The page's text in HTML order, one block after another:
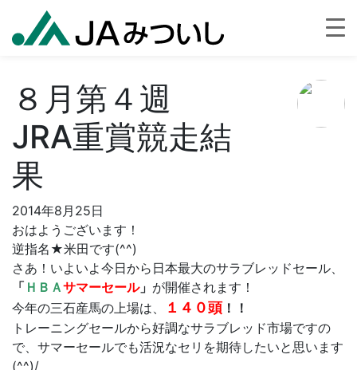
８月第４週
JRA重賞競走結
果
2014年8月25日
おはようございます！
逆指名★米田です(^^)
さあ！いよいよ今日から日本最大のサラブレッドセール、
「 ＨＢＡサマーセール」 が開催されます！
今年の三石産馬の上場は、
１４０頭 ！！
トレーニングセールから好調なサラブレッド市場ですの
で、サマーセールでも活況なセリを期待したいと思います
(^^)/